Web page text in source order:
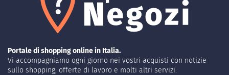
Portale di shopping online in Italia.
Vi accompagniamo ogni giorno nei vostri acquisti con notizie
sullo shopping, offerte di lavoro e molti altri servizi.